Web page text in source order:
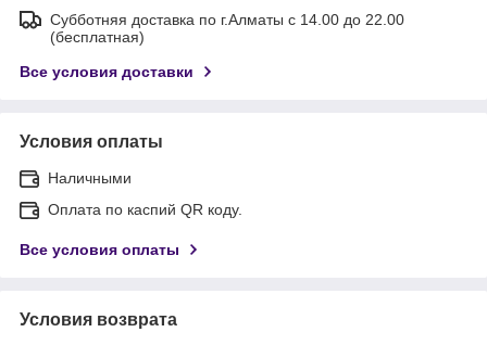
Субботняя доставка по г.Алматы с 14.00 до 22.00
(бесплатная)
Все условия доставки
Условия оплаты
Наличными
Оплата по каспий QR коду.
Все условия оплаты
Условия возврата